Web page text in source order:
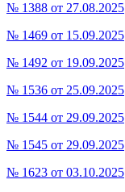
№ 1388 от 27.08.2025
№ 1469 от 15.09.2025
№ 1492 от 19.09.2025
№ 1536 от 25.09.2025
№ 1544 от 29.09.2025
№ 1545 от 29.09.2025
№ 1623 от 03.10.2025